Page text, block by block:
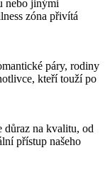
nebo jinými
zóna přivítá
páry, rodiny
kteří touží po
důraz na kvalitu, od
přístup našeho